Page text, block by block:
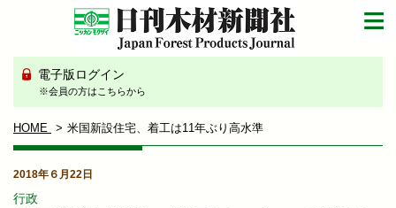
電子版ログイン
※会員の方はこちらから
HOME 米国新設住宅、着工は11年ぶり高水準
2018年６月22日
行政